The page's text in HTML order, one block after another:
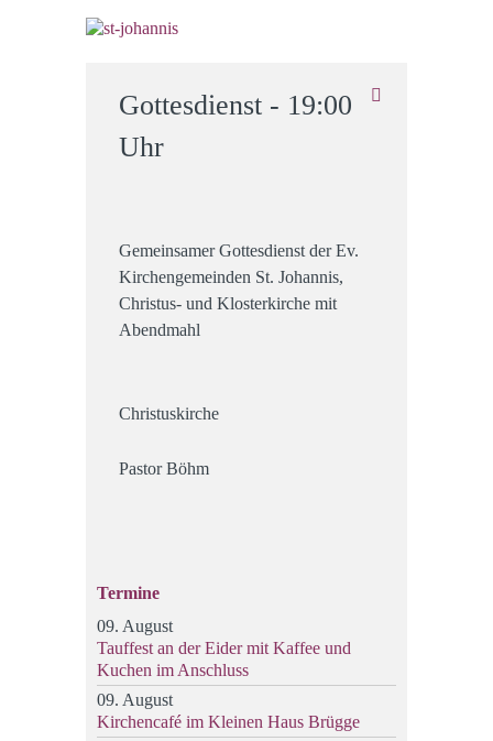
Gottesdienst - 19:00
Uhr
Gemeinsamer Gottesdienst der Ev.
Kirchengemeinden St. Johannis,
Christus- und Klosterkirche mit
Abendmahl
Christuskirche
Pastor Böhm
Termine
09. August
Tauffest an der Eider mit Kaffee und
Kuchen im Anschluss
09. August
Kirchencafé im Kleinen Haus Brügge